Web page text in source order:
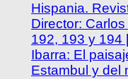
Hispania.
Director:
192, 193 y 194
Ibarra: El
Estambul y del